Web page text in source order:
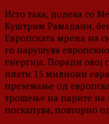
Исто така, додека со
Куштрим Рамадани,
Европската мрежа на
го нарушува
енергија. Поради
плати 15 милиони
преземање од
трошење на парите на
поскапува, повторно